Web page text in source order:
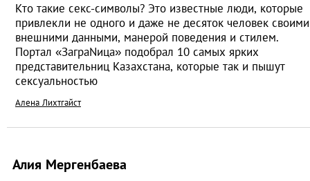
Кто такие секс-символы? Это известные люди, которые
привлекли не одного и даже не десяток человек своими
внешними данными, манерой поведения и стилем.
Портал «ЗаграNица» подобрал 10 самых ярких
представительниц Казахстана, которые так и пышут
сексуальностью
Алена Лихтгайст
Алия Мергенбаева